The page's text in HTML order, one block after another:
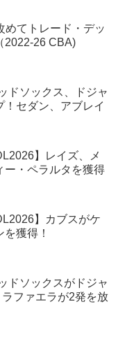
めてトレード・デッ
2022-26 CBA)
ドソックス、ドジャ
！セダン、アブレイ
】レイズ、メ
ー・ペラルタを獲得
】カブスがケ
獲得！
ドソックスがドジャ
ファエラが2発を放